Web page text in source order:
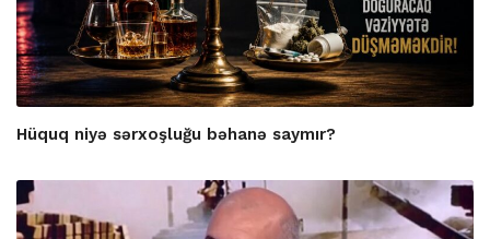
Hüquq niyə sərxoşluğu bəhanə saymır?